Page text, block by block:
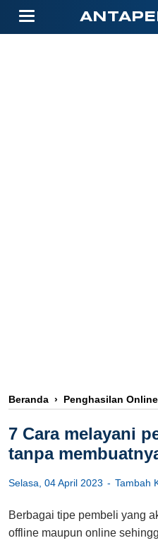
Beranda › Penghasilan Online
7 Cara melayani
tanpa
Selasa, 04 April 2023 Tambah
Berbagai tipe pembeli yang
offline maupun online